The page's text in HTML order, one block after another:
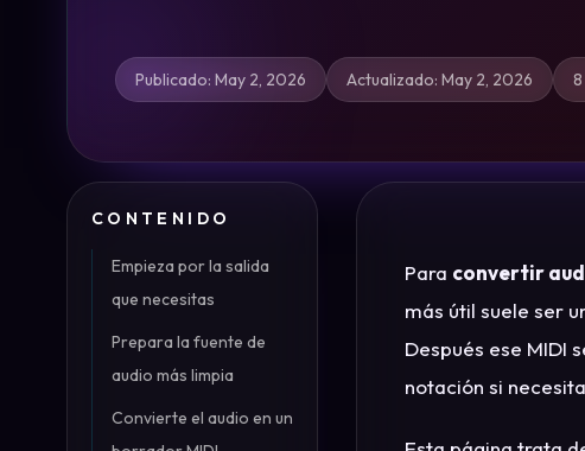
Publicado: May 2, 2026 Actualizado: May 2, 2026
CONTENIDO
Empieza por la salida
que necesitas
Prepara la fuente de
audio más limpia
Convierte el audio en un
Para convertir
más útil suele ser
Después ese MIDI
notación si